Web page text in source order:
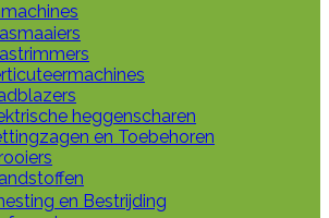
heggenscharen
en Toebehoren
en Bestrijding